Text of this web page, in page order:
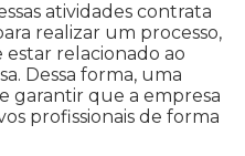
atividades contrata
realizar um processo,
relacionado ao
Dessa forma, uma
garantir que a empresa
profissionais de forma